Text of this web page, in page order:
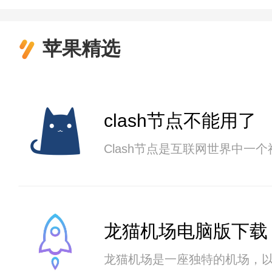
苹果精选
clash节点不能用了
Clash节点是互联网世界中一
龙猫机场电脑版下载
龙猫机场是一座独特的机场，